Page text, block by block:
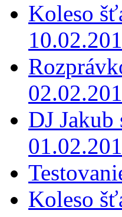
Koleso
DJ Jakub
Koleso